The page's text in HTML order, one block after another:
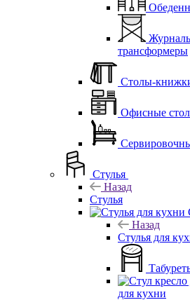
трансформеры
Столы-
Офисные
Стулья
Назад
Стулья
Назад
Стулья для
для кухни